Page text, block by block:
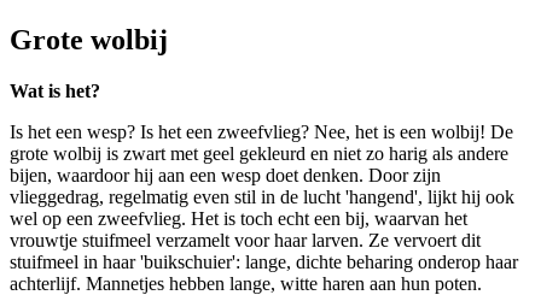
Grote wolbij
Wat is het?
Is het een wesp? Is het een zweefvlieg? Nee, het is een wolbij! De
grote wolbij is zwart met geel gekleurd en niet zo harig als andere
bijen, waardoor hij aan een wesp doet denken. Door zijn
vlieggedrag, regelmatig even stil in de lucht 'hangend', lijkt hij ook
wel op een zweefvlieg. Het is toch echt een bij, waarvan het
vrouwtje stuifmeel verzamelt voor haar larven. Ze vervoert dit
stuifmeel in haar 'buikschuier': lange, dichte beharing onderop haar
achterlijf. Mannetjes hebben lange, witte haren aan hun poten.